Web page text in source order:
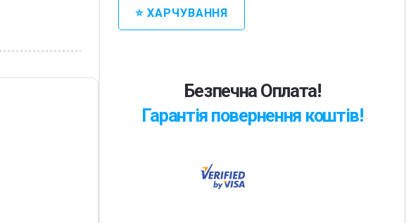
⭐ ХАРЧУВАННЯ
Безпечна Оплата!
Гарантія повернення коштів!